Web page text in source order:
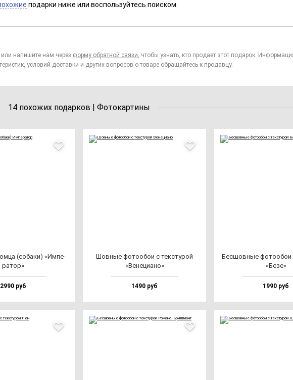
подарки ниже или воспользуйтесь поиском.
напишите нам через форму обратной связи, чтобы узнать, кто продает этот подарок.
условий доставки и других вопросов о товаре обращайтесь к продавцу.
14 похожих подарков | Фотокартины
(со­ба­ки) «Импе­
ра­тор»
2990 руб
Шов­ные фо­то­обои с тек­сту­рой
«Вене­ци­ано»
1490 руб
Бес­шов­ные фо­то­обои
«Безе»
1990 руб